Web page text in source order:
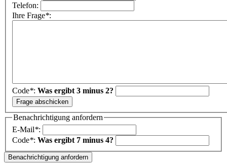
Telefon:
Ihre Frage*:
Code*: Was ergibt 3 minus 2?
Benachrichtigung anfordern
E-Mail*:
Code*: Was ergibt 7 minus 4?